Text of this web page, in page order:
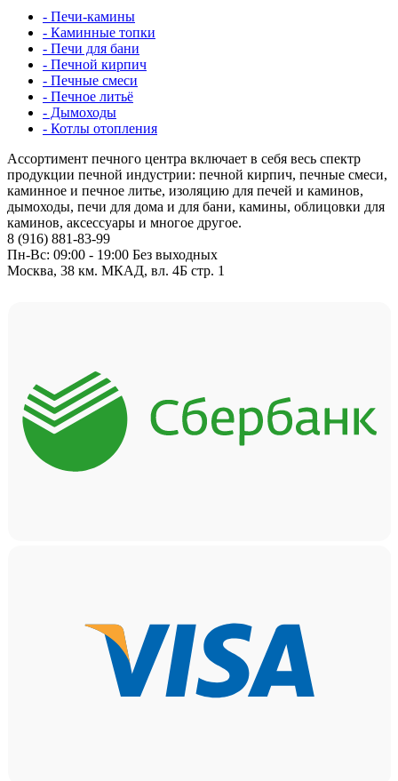
- Печи-камины
- Каминные топки
- Печи для бани
- Печной кирпич
- Печные смеси
- Печное литьё
- Дымоходы
- Котлы отопления
Ассортимент печного центра включает в себя весь спектр
продукции печной индустрии: печной кирпич, печные смеси,
каминное и печное литье, изоляцию для печей и каминов,
дымоходы, печи для дома и для бани, камины, облицовки для
каминов, аксессуары и многое другое.
8 (916) 881-83-99
Пн-Вс: 09:00 - 19:00 Без выходных
Москва, 38 км. МКАД, вл. 4Б стр. 1